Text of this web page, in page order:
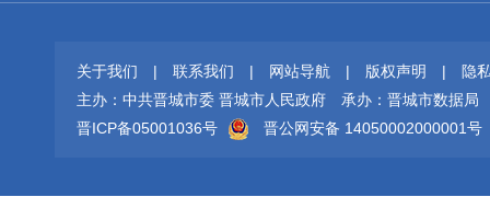
关于我们 | 联系我们 | 网站导航 | 版权声明 |
隐
主办：中共晋城市委 晋城市人民政府
承办：晋城市数据局
晋ICP备05001036号
晋公网安备 14050002000001号